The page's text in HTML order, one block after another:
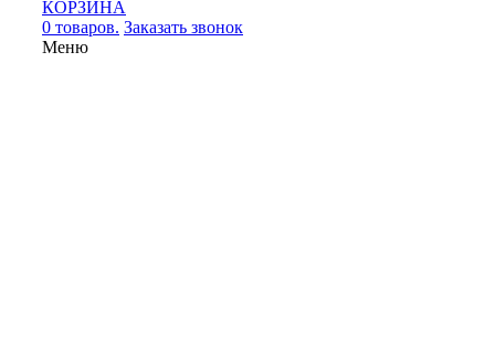
КОРЗИНА
0 товаров. Заказать звонок
Меню